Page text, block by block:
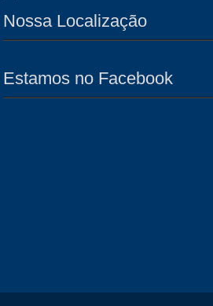
Nossa Localização
Estamos no Facebook